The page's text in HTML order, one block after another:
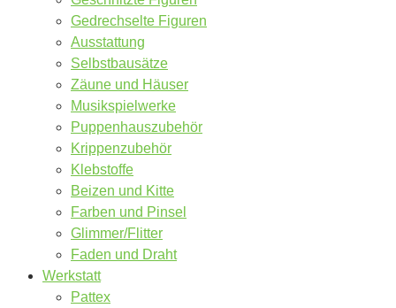
Gedrechselte Figuren
Ausstattung
Selbstbausätze
Zäune und Häuser
Musikspielwerke
Puppenhauszubehör
Krippenzubehör
Klebstoffe
Beizen und Kitte
Farben und Pinsel
Glimmer/Flitter
Faden und Draht
Werkstatt
Pattex